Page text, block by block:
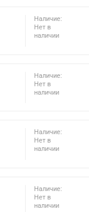
Наличие:
Нет в
наличии
Наличие:
Нет в
наличии
Наличие:
Нет в
наличии
Наличие:
Нет в
наличии